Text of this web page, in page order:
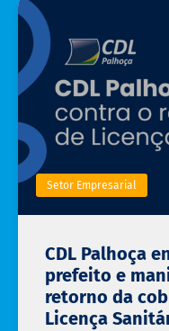
Setor Empresarial
CDL Palhoça
prefeito e
retorno da
Licença